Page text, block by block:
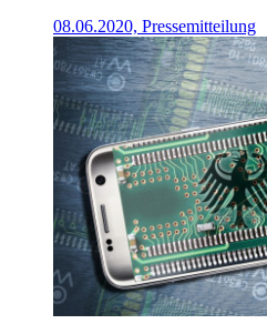
08.06.2020, Pressemitteilung